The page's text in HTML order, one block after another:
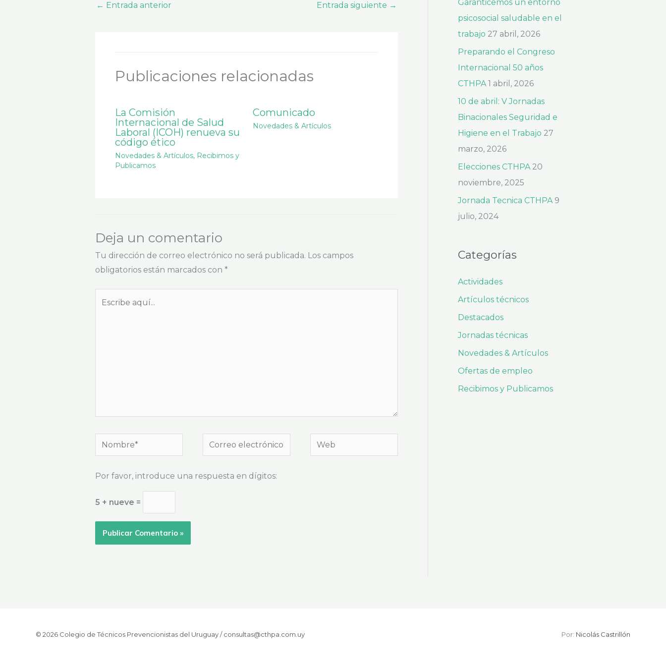
← Entrada anterior Entrada siguiente →
Publicaciones relacionadas
La Comisión
Internacional de Salud
Laboral (ICOH) renueva su
código ético
Novedades & Artículos, Recibimos y
Publicamos
Comunicado
Novedades & Artículos
Deja un comentario
Tu dirección de correo electrónico no será publicada. Los campos
obligatorios están marcados con *
Nombre*
Correo
electrónico*
Web
Por favor, introduce una respuesta en dígitos:
5 + nueve =
r
:
Garanticemos un entorno
psicosocial saludable en el
trabajo 27 abril, 2026
Preparando el Congreso
Internacional 50 años
CTHPA 1 abril, 2026
10 de abril: V Jornadas
Binacionales Seguridad e
Higiene en el Trabajo 27
marzo, 2026
Elecciones CTHPA 20
noviembre, 2025
Jornada Tecnica CTHPA 9
julio, 2024
Categorías
Actividades
Artículos técnicos
Destacados
Jornadas técnicas
Novedades & Artículos
Ofertas de empleo
Recibimos y Publicamos
© 2026 Colegio de Técnicos Prevencionistas del Uruguay / consultas@cthpa.com.uy Por: Nicolás Castrillón